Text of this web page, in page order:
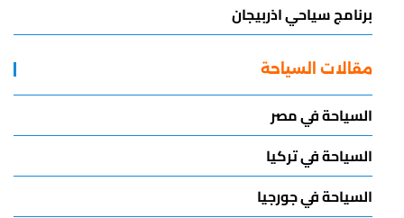
برنامج سياحي اذربيجان
مقالات السياحة
السياحة في مصر
السياحة في تركيا
السياحة في جورجيا